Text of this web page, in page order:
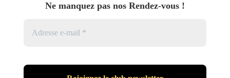
Ne manquez pas nos Rendez-vous !